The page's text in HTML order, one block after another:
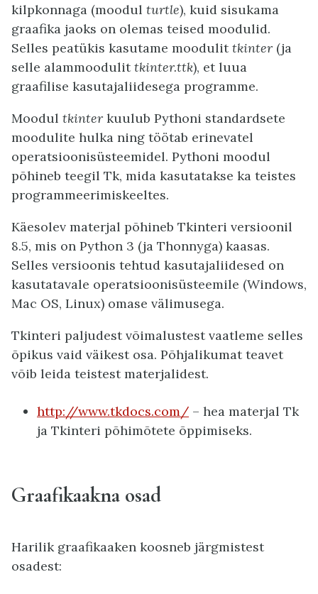
kilpkonnaga (moodul turtle), kuid sisukama
graafika jaoks on olemas teised moodulid.
Selles peatükis kasutame moodulittkinter (ja
selle alammoodulittkinter.ttk), et luua
graafilise kasutajaliidesega programme.
Moodul tkinter kuulub Pythoni standardsete
moodulite hulka ning töötab erinevatel
operatsioonisüsteemidel. Pythoni moodul
põhineb teegil Tk, mida kasutatakse ka teistes
programmeerimiskeeltes.
Käesolev materjal põhineb Tkinteri versioonil
8.5, mis on Python 3 (ja Thonnyga) kaasas.
Selles versioonis tehtud kasutajaliidesed on
kasutatavale operatsioonisüsteemile (Windows,
Mac OS, Linux) omase välimusega.
Tkinteri paljudest võimalustest vaatleme selles
õpikus vaid väikest osa. Põhjalikumat teavet
võib leida teistest materjalidest.
http://www.tkdocs.com/ – hea materjal Tk
ja Tkinteri põhimõtete õppimiseks.
Graafikaakna osad
Harilik graafikaaken koosneb järgmistest
osadest: